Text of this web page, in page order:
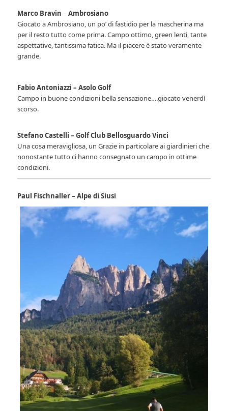
Marco Bravin –Ambrosiano
Giocato a Ambrosiano, un po’ di fastidio per la mascherina ma
per il resto tutto come prima. Campo ottimo, green lenti, tante
aspettative, tantissima fatica. Ma il piacere è stato veramente
grande.
Fabio Antoniazzi – Asolo Golf
Campo in buone condizioni bella sensazione….giocato venerdì
scorso.
Stefano Castelli – Golf Club Bellosguardo Vinci
Una cosa meravigliosa, un Grazie in particolare ai giardinieri che
nonostante tutto ci hanno consegnato un campo in ottime
condizioni.
Paul Fischnaller – Alpe di Siusi